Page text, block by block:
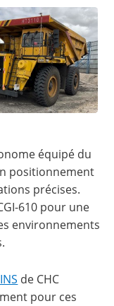
équipé du
positionnement
précises.
610 pour une
environnements
de CHC
pour ces